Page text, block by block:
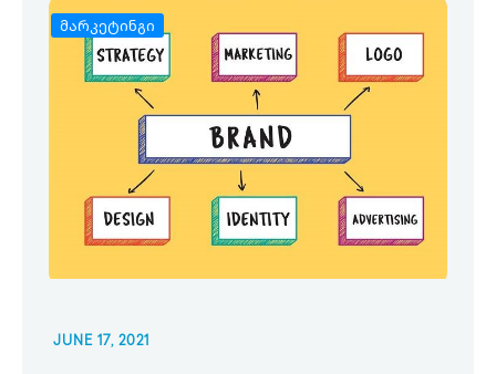
მარკეტინგი
JUNE 17, 2021